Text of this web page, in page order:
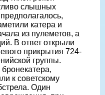
слышных
катера и
из пулеметов, а
В ответ открыли
прикрытия 724-
группы.
к советскому
Один